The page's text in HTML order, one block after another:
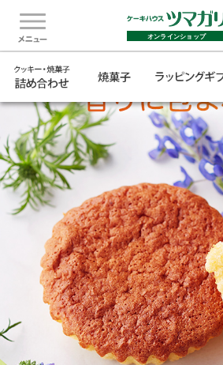
オンラインショップ